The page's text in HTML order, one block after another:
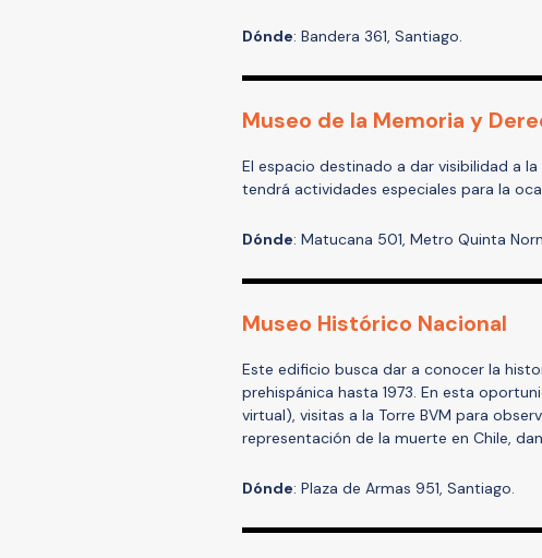
Dónde: Bandera 361, Santiago.
Museo de la Memoria y
El espacio destinado a dar visibilidad a
tendrá actividades especiales para la
Dónde: Matucana 501, Metro Quinta
Museo Histórico Nacional
Este edificio busca dar a conocer la
prehispánica hasta 1973. En esta
virtual), visitas a la Torre BVM para
representación de la muerte en Chile,
Dónde: Plaza de Armas 951, Santiago.